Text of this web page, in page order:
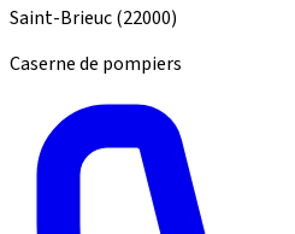
Saint-Brieuc(22000)
Caserne de pompiers